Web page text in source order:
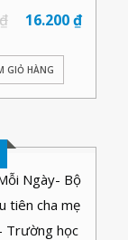
16.200₫
GIỎ HÀNG
Ngày- Bộ
tiên cha mẹ
Trường học